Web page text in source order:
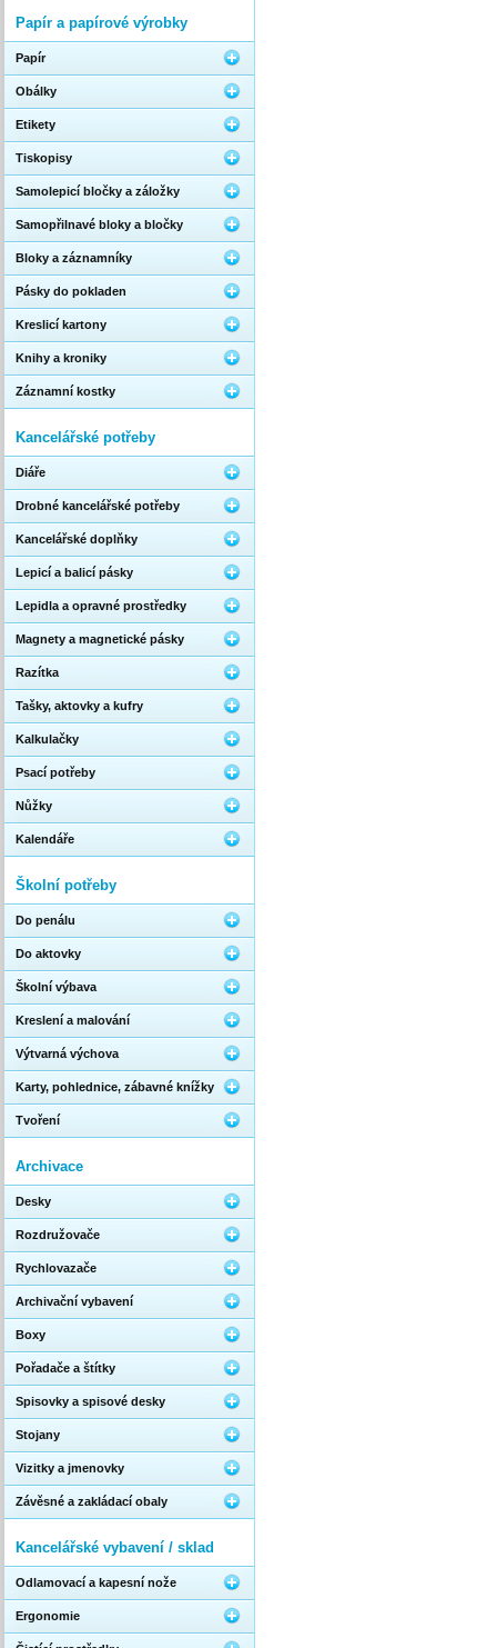
Papír a papírové výrobky
Papír
Obálky
Etikety
Tiskopisy
Samolepicí bločky a záložky
Samopřilnavé bloky a bločky
Bloky a záznamníky
Pásky do pokladen
Kreslicí kartony
Knihy a kroniky
Záznamní kostky
Kancelářské potřeby
Diáře
Drobné kancelářské potřeby
Kancelářské doplňky
Lepicí a balicí pásky
Lepidla a opravné prostředky
Magnety a magnetické pásky
Razítka
Tašky, aktovky a kufry
Kalkulačky
Psací potřeby
Nůžky
Kalendáře
Školní potřeby
Do penálu
Do aktovky
Školní výbava
Kreslení a malování
Výtvarná výchova
Karty, pohlednice, zábavné knížky
Tvoření
Archivace
Desky
Rozdružovače
Rychlovazače
Archivační vybavení
Boxy
Pořadače a štítky
Spisovky a spisové desky
Stojany
Vizitky a jmenovky
Závěsné a zakládací obaly
Kancelářské vybavení / sklad
Odlamovací a kapesní nože
Ergonomie